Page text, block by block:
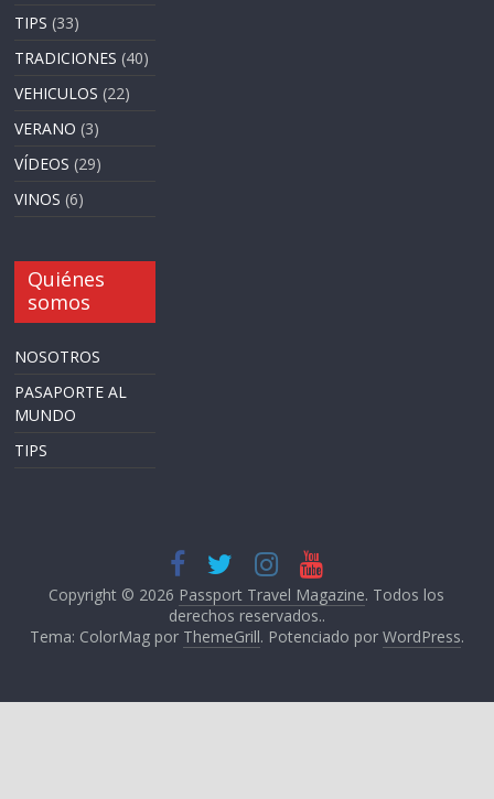
TIPS (33)
TRADICIONES (40)
VEHICULOS (22)
VERANO (3)
VÍDEOS (29)
VINOS (6)
Quiénes
somos
NOSOTROS
PASAPORTE AL
MUNDO
TIPS
Copyright © 2026 Passport Travel Magazine. Todos los
derechos reservados..
Tema: ColorMag por ThemeGrill. Potenciado por WordPress.